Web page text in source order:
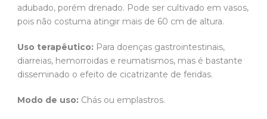
adubado, porém drenado. Pode ser cultivado em vasos,
pois não costuma atingir mais de 60 cm de altura.
Uso terapêutico: Para doenças gastrointestinais,
diarreias, hemorroidas e reumatismos, mas é bastante
disseminado o efeito de cicatrizante de feridas.
Modo de uso: Chás ou emplastros.